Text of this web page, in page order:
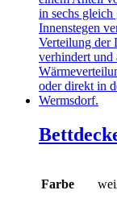
Farbe